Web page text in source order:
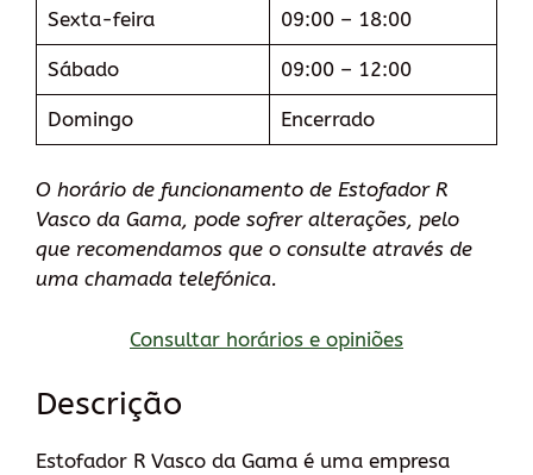
Sexta-feira 09:00 – 18:00
Sábado 09:00 – 12:00
Domingo Encerrado
O horário de funcionamento de Estofador R
Vasco da Gama, pode sofrer alterações, pelo
que recomendamos que o consulte através de
uma chamada telefónica.
Consultar horários e opiniões
Descrição
Estofador R Vasco da Gama é uma empresa